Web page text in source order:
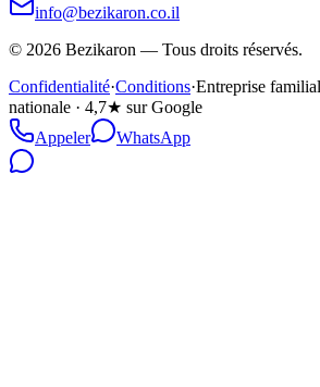
info@bezikaron.co.il
© 2026 Bezikaron — Tous droits réservés.
Confidentialité·Conditions·Entreprise
nationale · 4,7★ sur Google
Appeler
WhatsApp